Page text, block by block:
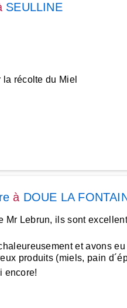
SEULLINE
récolte du Miel
à DOUE LA
Mr Lebrun, ils sont
et avons
produits (miels, pain
encore!